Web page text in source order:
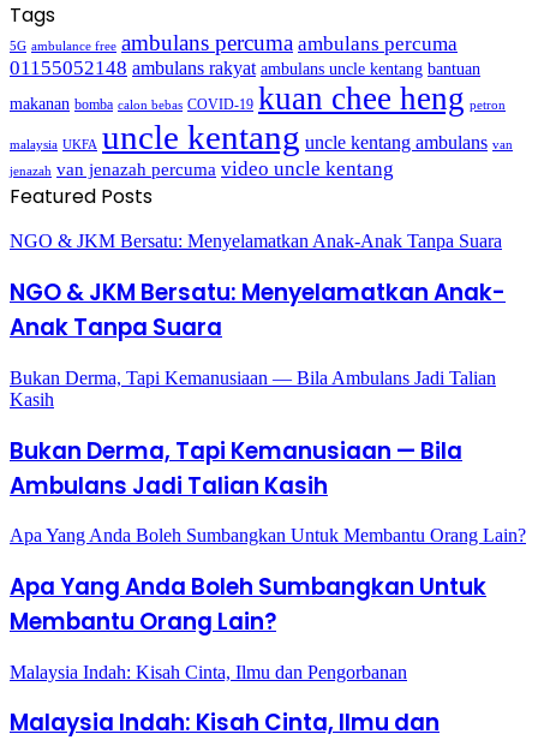
Tags
5G ambulance free ambulans percuma ambulans percuma
01155052148 ambulans rakyat ambulans uncle kentang bantuan
makanan bomba calon bebas COVID-19 kuan chee heng petron
malaysia UKFA uncle kentang uncle kentang ambulans van
jenazah van jenazah percuma video uncle kentang
Featured Posts
NGO & JKM Bersatu: Menyelamatkan Anak-Anak Tanpa Suara
NGO & JKM Bersatu: Menyelamatkan Anak-
Anak Tanpa Suara
Bukan Derma, Tapi Kemanusiaan — Bila Ambulans Jadi Talian
Kasih
Bukan Derma, Tapi Kemanusiaan — Bila
Ambulans Jadi Talian Kasih
Apa Yang Anda Boleh Sumbangkan Untuk Membantu Orang Lain?
Apa Yang Anda Boleh Sumbangkan Untuk
Membantu Orang Lain?
Malaysia Indah: Kisah Cinta, Ilmu dan Pengorbanan
Malaysia Indah: Kisah Cinta, Ilmu dan